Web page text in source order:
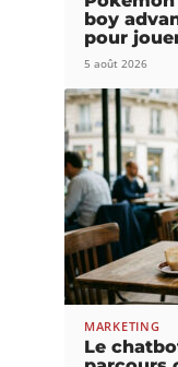
boy
pour
5 août 2026
MARKETING
Le